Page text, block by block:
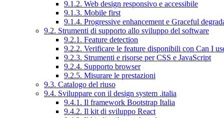
9.1.2. Web design responsivo e accessibile
9.1.3. Mobile first
9.1.4. Progressive enhancement e Graceful
9.2. Strumenti di supporto allo sviluppo del software
9.2.1. Feature detection
9.2.2. Verificare le feature disponibili con Can I
9.2.3. Strumenti e risorse per CSS e JavaScript
9.2.4. Supporto browser
9.2.5. Misurare le prestazioni
9.3. Catalogo del riuso
9.4. Sviluppare con il design system .italia
9.4.1. Il framework Bootstrap Italia
9.4.2. Il kit di sviluppo React